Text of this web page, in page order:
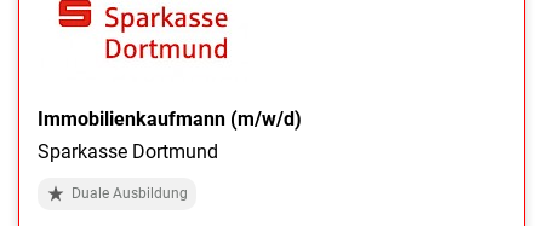
Immobilienkaufmann (m/w/d)
Sparkasse Dortmund
Duale Ausbildung